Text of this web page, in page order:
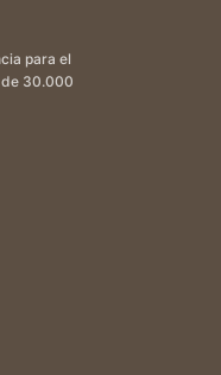
para el
de 30.000